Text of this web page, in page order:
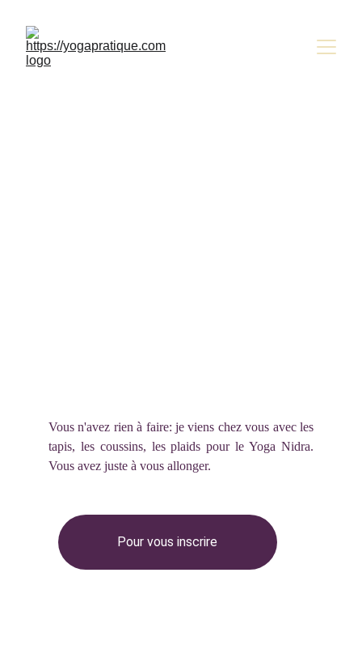
Pour vous inscrire
Vous n'avez rien à faire: je viens chez vous avec les
tapis, les coussins, les plaids pour le Yoga Nidra.
Vous avez juste à vous allonger.